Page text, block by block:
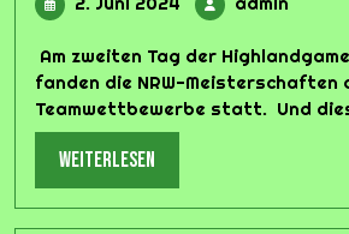
Juni
2024
Am zweiten Tag der
fanden die NRW-Meisterschaften
Teamwettbewerbe statt. Und
weiterlesen